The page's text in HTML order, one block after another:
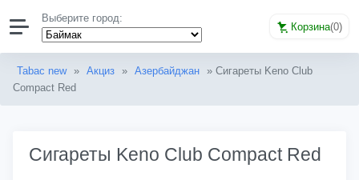
Выберите город:
Корзина(0)
Tabac new » Акциз » Азербайджан » Сигареты Keno Club
Compact Red
Сигареты Keno Club Compact Red